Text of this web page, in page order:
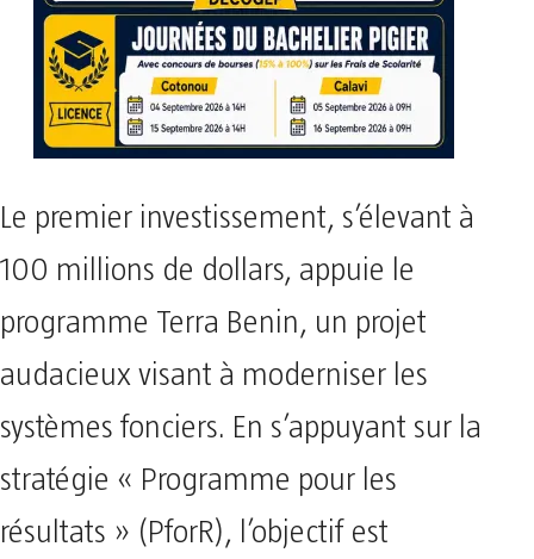
Le premier investissement, s’élevant à
100 millions de dollars, appuie le
programme Terra Benin, un projet
audacieux visant à moderniser les
systèmes fonciers. En s’appuyant sur la
stratégie « Programme pour les
résultats » (PforR), l’objectif est